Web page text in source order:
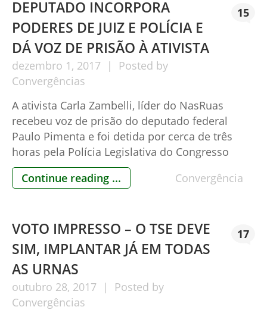
DEPUTADO INCORPORA
PODERES DE JUIZ E POLÍCIA E
DÁ VOZ DE PRISÃO À ATIVISTA
dezembro 1, 2017
Posted by
Convergências
15
A ativista Carla Zambelli, líder do NasRuas
recebeu voz de prisão do deputado federal
Paulo Pimenta e foi detida por cerca de três
horas pela Polícia Legislativa do Congresso
Nacional, em bate-boca ocorrido nos
corredores do Legislativo. O Convergências, por
ingressar nesta […]
Continue reading ... Convergência
VOTO IMPRESSO – O TSE DEVE
SIM, IMPLANTAR JÁ EM TODAS
AS URNAS
outubro 28, 2017
Posted by
Convergências
17